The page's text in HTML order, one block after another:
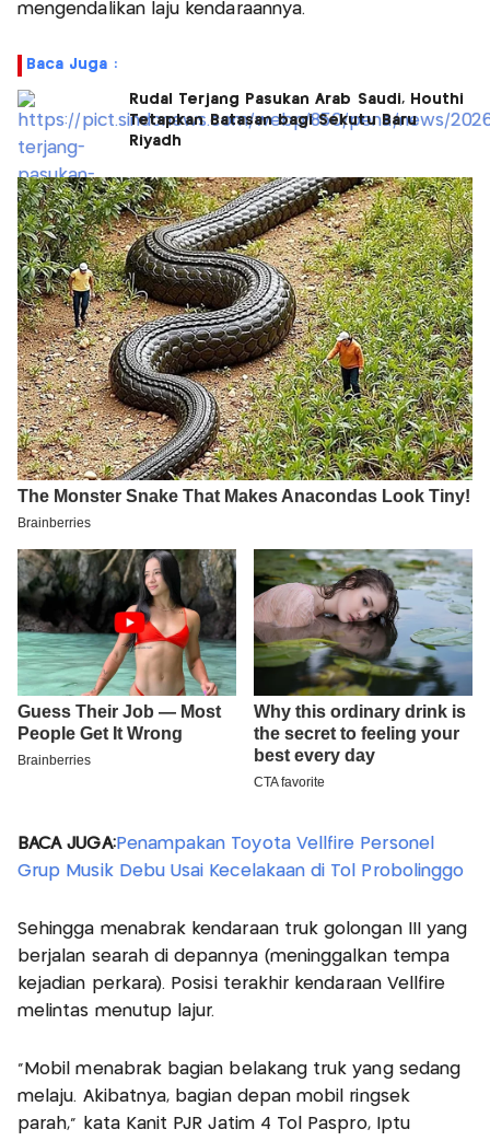
mengendalikan laju kendaraannya.
Baca Juga :
Rudal Terjang Pasukan Arab Saudi, Houthi
Tetapkan Batasan bagi Sekutu Baru
Riyadh
BACA JUGA:Penampakan Toyota Vellfire Personel
Grup Musik Debu Usai Kecelakaan di Tol Probolinggo
Sehingga menabrak kendaraan truk golongan III yang
berjalan searah di depannya (meninggalkan tempa
kejadian perkara). Posisi terakhir kendaraan Vellfire
melintas menutup lajur.
"Mobil menabrak bagian belakang truk yang sedang
melaju. Akibatnya, bagian depan mobil ringsek
parah," kata Kanit PJR Jatim 4 Tol Paspro, Iptu